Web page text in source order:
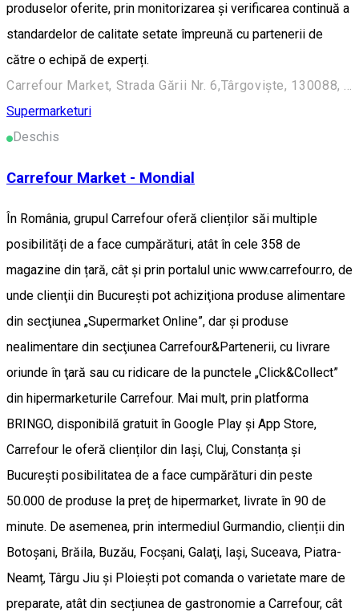
produselor oferite, prin monitorizarea și verificarea continuă a
standardelor de calitate setate împreună cu partenerii de
către o echipă de experți.
Carrefour Market, Strada Gării Nr. 6,Târgoviște, 130088, România
Supermarketuri
Deschis
Carrefour Market - Mondial
În România, grupul Carrefour oferă clienților săi multiple
posibilități de a face cumpărături, atât în cele 358 de
magazine din țară, cât și prin portalul unic www.carrefour.ro, de
unde clienţii din Bucureşti pot achiziţiona produse alimentare
din secţiunea „Supermarket Online”, dar şi produse
nealimentare din secţiunea Carrefour&Partenerii, cu livrare
oriunde în ţară sau cu ridicare de la punctele „Click&Collect”
din hipermarketurile Carrefour. Mai mult, prin platforma
BRINGO, disponibilă gratuit în Google Play și App Store,
Carrefour le oferă clienților din Iași, Cluj, Constanța și
București posibilitatea de a face cumpărături din peste
50.000 de produse la preț de hipermarket, livrate în 90 de
minute. De asemenea, prin intermediul Gurmandio, clienții din
Botoşani, Brăila, Buzău, Focşani, Galaţi, Iași, Suceava, Piatra-
Neamț, Târgu Jiu şi Ploieşti pot comanda o varietate mare de
preparate, atât din secțiunea de gastronomie a Carrefour, cât